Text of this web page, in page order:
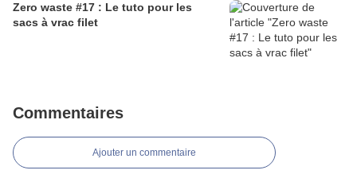
Zero waste #17 : Le tuto pour les
sacs à vrac filet
Commentaires
Ajouter un commentaire